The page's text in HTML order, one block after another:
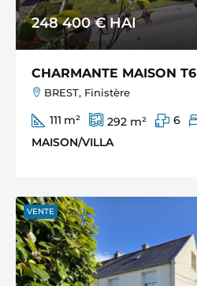
248 400 €HAI
CHARMANTE MAISON
BREST, Finistère
111 m² 292m² 6
MAISON/VILLA
VENTE